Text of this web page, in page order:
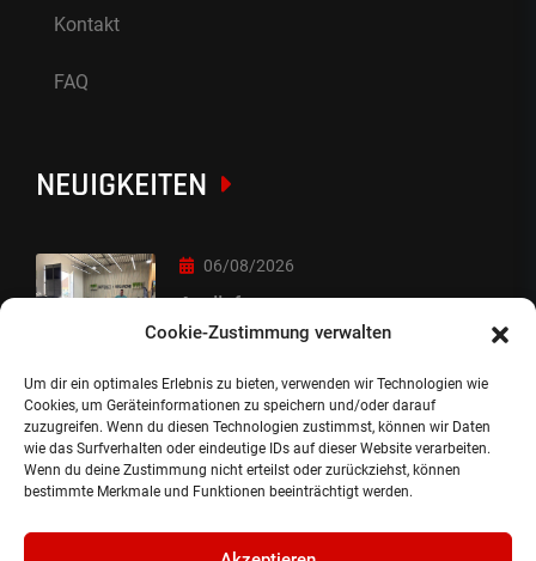
Cookie-Zustimmung verwalten
Um dir ein optimales Erlebnis zu bieten, verwenden wir Technologien wie
Cookies, um Geräteinformationen zu speichern und/oder darauf
zuzugreifen. Wenn du diesen Technologien zustimmst, können wir Daten
wie das Surfverhalten oder eindeutige IDs auf dieser Website verarbeiten.
Wenn du deine Zustimmung nicht erteilst oder zurückziehst, können
bestimmte Merkmale und Funktionen beeinträchtigt werden.
Kontakt
FAQ
NEUIGKEITEN
06/08/2026
Auslieferung
05/08/2026
Auslieferung :-)